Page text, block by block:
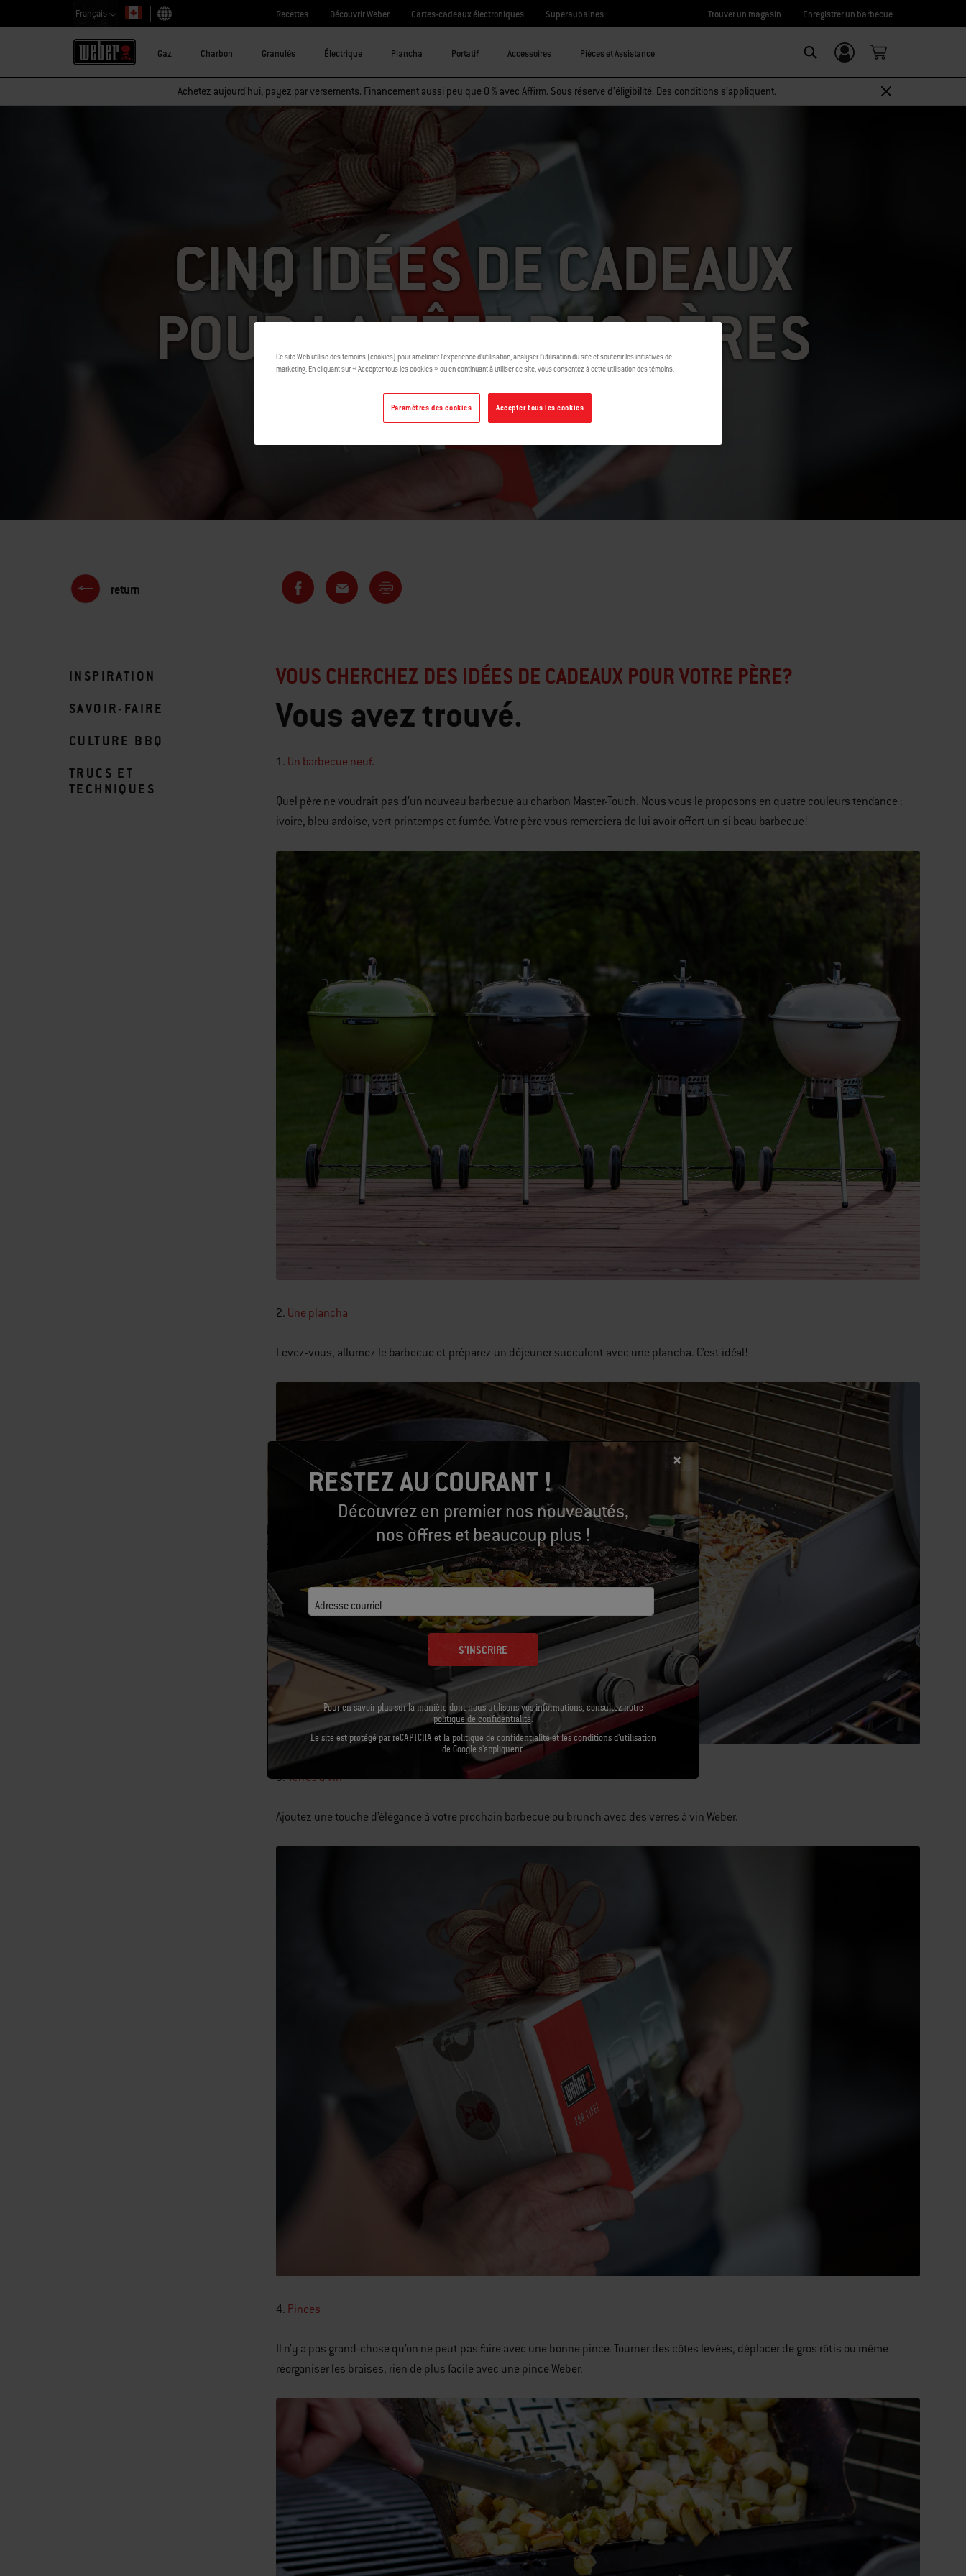
Français
Choisir un pays
Recettes Découvrir Weber Cartes-cadeaux électroniques Superaubaines Trouver un magasin Enregistrer un barbecue
Gaz Charbon Granulés Électrique Plancha Portatif Accessoires Pièces et Assistance
Connexion/
Inscription
Achetez aujourd'hui, payez par versements. Financement aussi peu que 0 % avec Affirm. Sous réserve d’éligibilité. Des conditions s’appliquent.
CINQ IDÉES DE CADEAUX
POUR LA FÊTE DES PÈRES
return
INSPIRATION
SAVOIR-FAIRE
CULTURE BBQ
TRUCS ET
TECHNIQUES
VOUS CHERCHEZ DES IDÉES DE CADEAUX POUR VOTRE PÈRE?
Vous avez trouvé.
1. Un barbecue neuf.
Quel père ne voudrait pas d’un nouveau barbecue au charbon Master-Touch. Nous vous le proposons en quatre couleurs tendance :
ivoire, bleu ardoise, vert printemps et fumée. Votre père vous remerciera de lui avoir offert un si beau barbecue!
2. Une plancha
Levez-vous, allumez le barbecue et préparez un déjeuner succulent avec une plancha. C’est idéal!
3.Verres à vin
Ajoutez une touche d’élégance à votre prochain barbecue ou brunch avec des verres à vin Weber.
4. Pinces
Il n’y a pas grand-chose qu’on ne peut pas faire avec une bonne pince. Tourner des côtes levées, déplacer de gros rôtis ou même
réorganiser les braises, rien de plus facile avec une pince Weber.
RESTEZ AU COURANT !
Découvrez en premier nos nouveautés,
nos offres et beaucoup plus !
Adresse courriel
S'INSCRIRE
Pour en savoir plus sur la manière dont nous utilisons vos informations, consultez notre
politique de confidentialité.
Le site est protégé par reCAPTCHA et la politique de confidentialitéet les conditions d'utilisation
de Google s'appliquent.
Ce site Web utilise des témoins (cookies) pour améliorer l’expérience d’utilisation, analyser l’utilisation du site et soutenir les initiatives de
marketing. En cliquant sur « Accepter tous les cookies » ou en continuant à utiliser ce site, vous consentez à cette utilisation des témoins.
Accepter tous les cookies
Paramètres des cookies